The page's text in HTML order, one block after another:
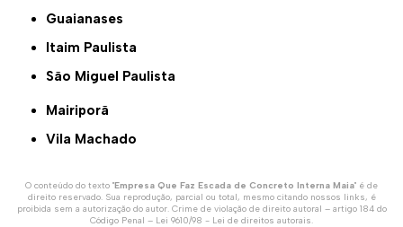
Guaianases
Itaim Paulista
São Miguel Paulista
Mairiporã
Vila Machado
O conteúdo do texto "Empresa Que Faz Escada de Concreto Interna Maia" é de
direito reservado. Sua reprodução, parcial ou total, mesmo citando nossos links, é
proibida sem a autorização do autor. Crime de violação de direito autoral – artigo 184 do
Código Penal – Lei 9610/98 - Lei de direitos autorais